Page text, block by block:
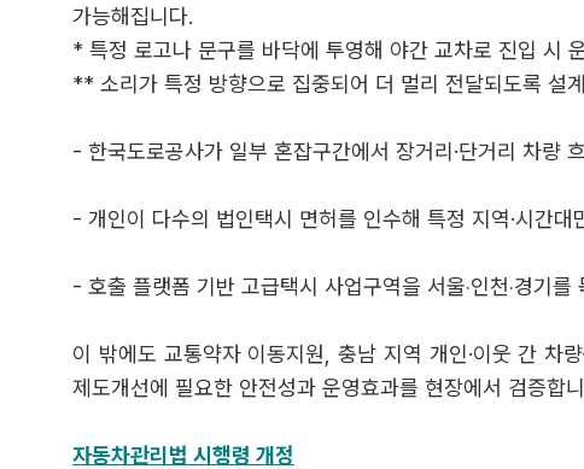
가능해집니다.
* 특정 로고나 문구를 바닥에 투영해 야간 교차로 진입 시
** 소리가 특정 방향으로 집중되어 더 멀리 전달되도록 설
- 한국도로공사가 일부 혼잡구간에서 장거리·단거리 차량
- 개인이 다수의 법인택시 면허를 인수해 특정 지역·시간
- 호출 플랫폼 기반 고급택시 사업구역을 서울‧인천‧경기를
이 밖에도 교통약자 이동지원, 충남 지역 개인·이웃 간 차
제도개선에 필요한 안전성과 운영효과를 현장에서 검증합
자동차관리법 시행령 개정